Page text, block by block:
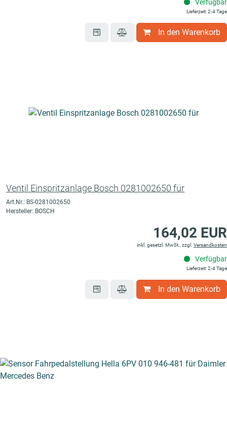
Verfügbar
Lieferzeit: 2-4 Tage
In den Warenkorb
Ventil Einspritzanlage Bosch 0281002650 für
Art.Nr.: BS-0281002650
Hersteller: BOSCH
164,02 EUR
inkl. gesetzl. MwSt., zzgl. Versandkosten
Verfügbar
Lieferzeit: 2-4 Tage
In den Warenkorb